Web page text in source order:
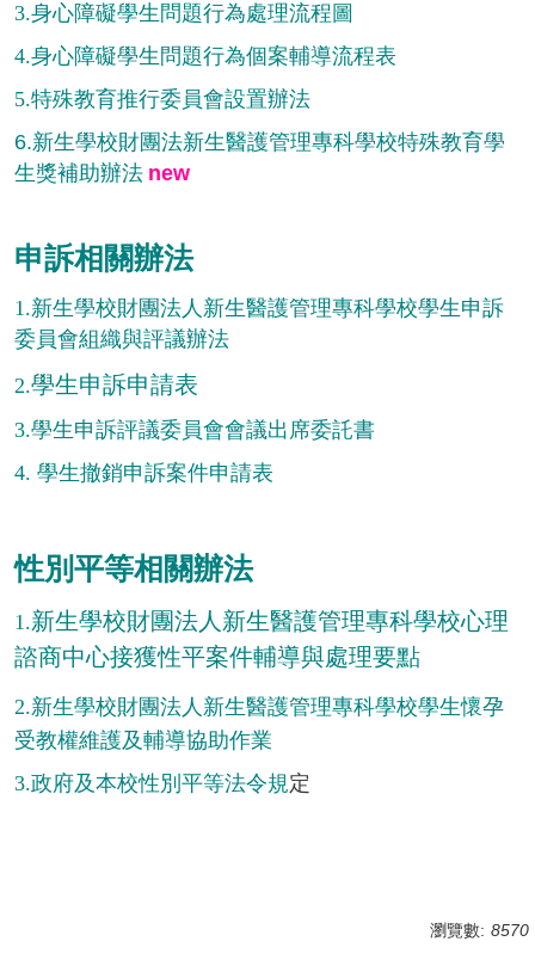
3.身心障礙學生問題行為處理流程圖
4.身心障礙學生問題行為個案輔導流程表
5.特殊教育推行委員會設置辦法
6.新生學校財團法新生醫護管理專科學校特殊教育學
生獎補助辦法 new
申訴相關辦法
1.新生學校財團法人 新生醫護管理專科學校學生申訴
委員會組織與評議辦法
2.學生申訴申請表
3.學生申訴評議委員會會議出席委託書
4. 學生撤銷申訴案件申請表
性別平等相關辦法
1.新生學校財團法人新生醫護管理專科學校心理
諮商中心接獲性平案件輔導與處理要點
2.新生學校財團法人 新生醫護管理專科學校學生懷孕
受教權維護及輔導協助作業
3.政府及本校性別平等法令規定
瀏覽數: 8570